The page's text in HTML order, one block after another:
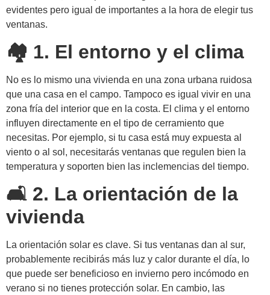
evidentes pero igual de importantes a la hora de elegir tus
ventanas.
🏘️ 1. El entorno y el clima
No es lo mismo una vivienda en una zona urbana ruidosa
que una casa en el campo. Tampoco es igual vivir en una
zona fría del interior que en la costa. El clima y el entorno
influyen directamente en el tipo de cerramiento que
necesitas. Por ejemplo, si tu casa está muy expuesta al
viento o al sol, necesitarás ventanas que regulen bien la
temperatura y soporten bien las inclemencias del tiempo.
🛋️ 2. La orientación de la
vivienda
La orientación solar es clave. Si tus ventanas dan al sur,
probablemente recibirás más luz y calor durante el día, lo
que puede ser beneficioso en invierno pero incómodo en
verano si no tienes protección solar. En cambio, las